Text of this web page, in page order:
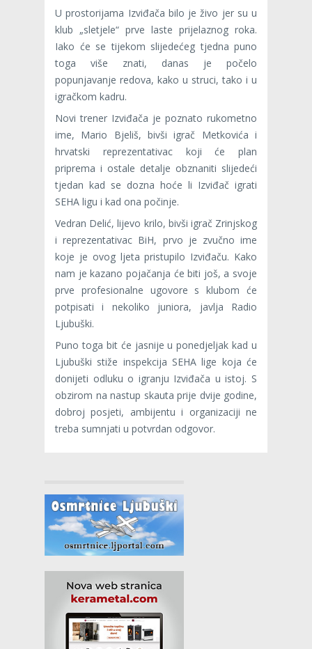
U prostorijama Izviđača bilo je živo jer su u
klub „sletjele“ prve laste prijelaznog roka.
Iako će se tijekom slijedećeg tjedna puno
toga više znati, danas je počelo
popunjavanje redova, kako u struci, tako i u
igračkom kadru.
Novi trener Izviđača je poznato rukometno
ime, Mario Bjeliš, bivši igrač Metkovića i
hrvatski reprezentativac koji će plan
priprema i ostale detalje obznaniti slijedeći
tjedan kad se dozna hoće li Izviđač igrati
SEHA ligu i kad ona počinje.
Vedran Delić, lijevo krilo, bivši igrač Zrinjskog
i reprezentativac BiH, prvo je zvučno ime
koje je ovog ljeta pristupilo Izviđaču. Kako
nam je kazano pojačanja će biti još, a svoje
prve profesionalne ugovore s klubom će
potpisati i nekoliko juniora, javlja Radio
Ljubuški.
Puno toga bit će jasnije u ponedjeljak kad u
Ljubuški stiže inspekcija SEHA lige koja će
donijeti odluku o igranju Izviđača u istoj. S
obzirom na nastup skauta prije dvije godine,
dobroj posjeti, ambijentu i organizaciji ne
treba sumnjati u potvrdan odgovor.